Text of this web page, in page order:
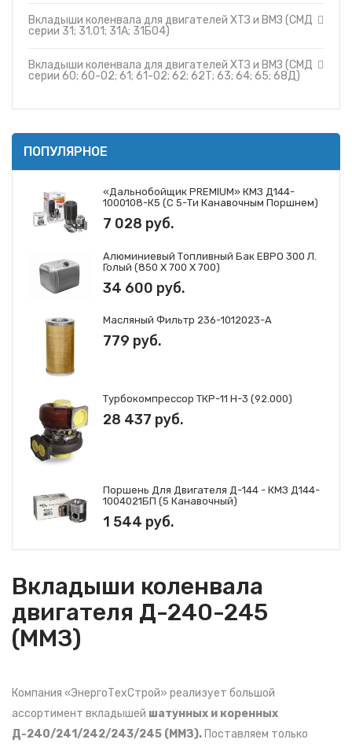
Вкладыши коленвала для двигателей ХТЗ и ВМЗ (СМД
серии 31; 31.01; 31А; 31Б04)
Вкладыши коленвала для двигателей ХТЗ и ВМЗ (СМД
серии 60; 60-02; 61; 61-02; 62; 62Т; 63; 64; 65; 68Д)
ПОПУЛЯРНОЕ
«Дальнобойщик PREMIUM» КМЗ Д144-
1000108-К5 (с 5-Ти Канавочным Поршнем)
7 028 руб.
Алюминиевый Топливный Бак ЕВРО 300 Л.
Голый (850 Х 700 Х 700)
34 600 руб.
Масляный Фильтр 236-1012023-А
779 руб.
Турбокомпрессор ТКР-11 Н-3 (92.000)
28 437 руб.
Поршень Для Двигателя Д-144 - КМЗ Д144-
1004021БП (5 Канавочный)
1 544 руб.
Вкладыши коленвала
двигателя Д-240-245
(ММЗ)
Компания «ЭнергоТехСтрой» реализует большой
ассортимент вкладышей шатунных и коренных
Д-240/241/242/243/245 (ММЗ). Поставляем только